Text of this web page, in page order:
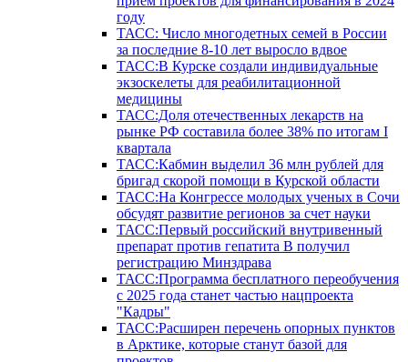
году
ТАСС: Число многодетных семей в России
за последние 8-10 лет выросло вдвое
ТАСС:В Курске создали индивидуальные
экзоскелеты для реабилитационной
медицины
ТАСС:Доля отечественных лекарств на
рынке РФ составила более 38% по итогам I
квартала
ТАСС:Кабмин выделил 36 млн рублей для
бригад скорой помощи в Курской области
ТАСС:На Конгрессе молодых ученых в Сочи
обсудят развитие регионов за счет науки
ТАСС:Первый российский внутривенный
препарат против гепатита В получил
регистрацию Минздрава
ТАСС:Программа бесплатного переобучения
с 2025 года станет частью нацпроекта
"Кадры"
ТАСС:Расширен перечень опорных пунктов
в Арктике, которые станут базой для